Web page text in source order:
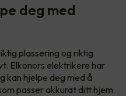
deg med
plassering og riktig
Elkonors elektrikere har
kan hjelpe deg med å
passer akkurat ditt hjem